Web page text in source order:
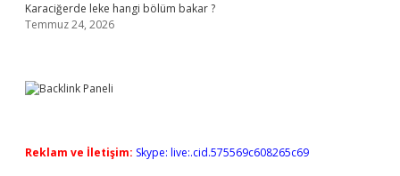
Karaciğerde leke hangi bölüm bakar ?
Temmuz 24, 2026
Reklam ve İletişim: Skype: live:.cid.575569c608265c69